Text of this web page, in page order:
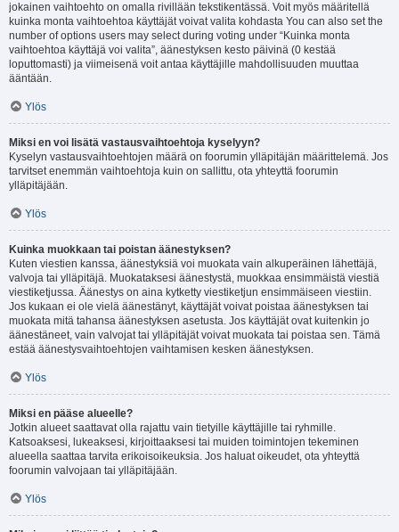
jokainen vaihtoehto on omalla rivillään tekstikentässä. Voit myös määritellä
kuinka monta vaihtoehtoa käyttäjät voivat valita kohdasta You can also set the
number of options users may select during voting under “Kuinka monta
vaihtoehtoa käyttäjä voi valita”, äänestyksen kesto päivinä (0 kestää
loputtomasti) ja viimeisenä voit antaa käyttäjille mahdollisuuden muuttaa
ääntään.
Ylös
Miksi en voi lisätä vastausvaihtoehtoja kyselyyn?
Kyselyn vastausvaihtoehtojen määrä on foorumin ylläpitäjän määrittelemä. Jos
tarvitset enemmän vaihtoehtoja kuin on sallittu, ota yhteyttä foorumin
ylläpitäjään.
Ylös
Kuinka muokkaan tai poistan äänestyksen?
Kuten viestien kanssa, äänestyksiä voi muokata vain alkuperäinen lähettäjä,
valvoja tai ylläpitäjä. Muokataksesi äänestystä, muokkaa ensimmäistä viestiä
viestiketjussa. Äänestys on aina kytketty viestiketjun ensimmäiseen viestiin.
Jos kukaan ei ole vielä äänestänyt, käyttäjät voivat poistaa äänestyksen tai
muokata mitä tahansa äänestyksen asetusta. Jos käyttäjät ovat kuitenkin jo
äänestäneet, vain valvojat tai ylläpitäjät voivat muokata tai poistaa sen. Tämä
estää äänestysvaihtoehtojen vaihtamisen kesken äänestyksen.
Ylös
Miksi en pääse alueelle?
Jotkin alueet saattavat olla rajattu vain tietyille käyttäjille tai ryhmille.
Katsoaksesi, lukeaksesi, kirjoittaaksesi tai muiden toimintojen tekeminen
alueella saattaa tarvita erikoisoikeuksia. Jos haluat oikeudet, ota yhteyttä
foorumin valvojaan tai ylläpitäjään.
Ylös